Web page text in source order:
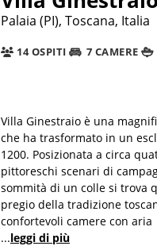
Palaia (PI), Toscana, Italia
14 OSPITI 7 CAMERE
Villa Ginestraio è una
che ha trasformato in un
1200. Posizionata a circa
pittoreschi scenari di
sommità di un colle si trova
pregio della tradizione
confortevoli camere con aria
...leggi di più